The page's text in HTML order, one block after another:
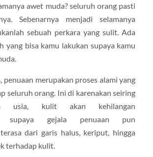
awet muda? seluruh orang pasti
Sebenarnya menjadi selamanya
sebuah perkara yang sulit. Ada
yang bisa kamu lakukan supaya kamu
penuaan merupakan proses alami yang
seluruh orang. Ini di karenakan seiring
usia, kulit akan kehilangan
supaya gejala penuaan pun
dari garis halus, keriput, hingga
terhadap kulit.